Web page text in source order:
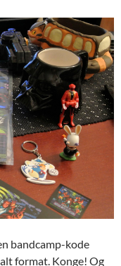
bandcamp-kode
format. Konge! Og